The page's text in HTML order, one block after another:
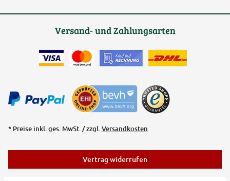
Versand- und Zahlungsarten
* Preise inkl. ges. MwSt. / zzgl.Versandkosten
Vertrag widerrufen